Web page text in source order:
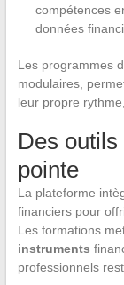
compétences
données
Les programmes
modulaires,
leur propre
Des
pointe
La plateforme
financiers pour
Les formations
instruments
professionnels